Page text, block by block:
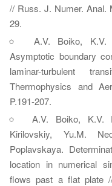
// Russ. J. Numer. Anal.
29.
A.V. Boiko, K.V.
Asymptotic boundary
laminar-turbulent
Thermophysics and
P.191-207.
A.V. Boiko, K.V.
Kirilovskiy, Yu.M.
Poplavskaya.
location in numerical
flows past a flat plate